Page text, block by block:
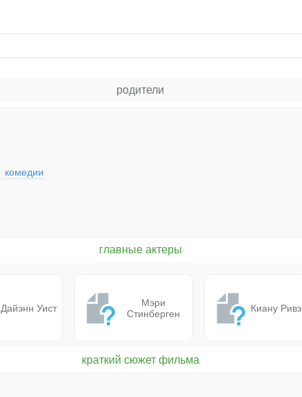
родители
комедии
главные актеры
Дайэнн Уист
Мэри
Стинберген
Киану Ривз
краткий сюжет фильма